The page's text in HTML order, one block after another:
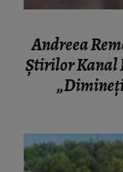
Andreea
Știrilor Kanal